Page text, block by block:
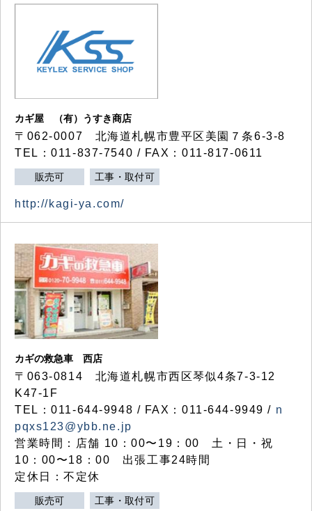
カギ屋 （有）うすき商店
〒062-0007 北海道札幌市豊平区美園７条6-3-8
TEL：011-837-7540 / FAX：011-817-0611
販売可 工事・取付可
http://kagi-ya.com/
カギの救急車 西店
〒063-0814 北海道札幌市西区琴似4条7-3-12
K47-1F
TEL：011-644-9948 / FAX：011-644-9949 / n
pqxs123@ybb.ne.jp
営業時間：店舗 10：00〜19：00 土・日・祝
10：00〜18：00 出張工事24時間
定休日：不定休
販売可 工事・取付可